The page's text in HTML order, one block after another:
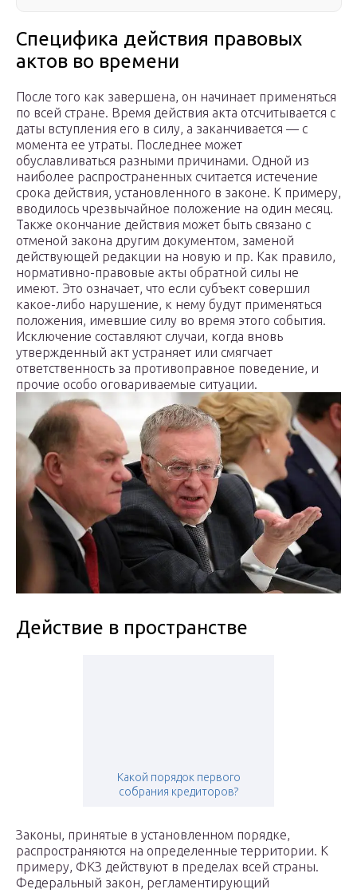
Специфика действия правовых
актов во времени
После того как завершена, он начинает применяться
по всей стране. Время действия акта отсчитывается с
даты вступления его в силу, а заканчивается — с
момента ее утраты. Последнее может
обуславливаться разными причинами. Одной из
наиболее распространенных считается истечение
срока действия, установленного в законе. К примеру,
вводилось чрезвычайное положение на один месяц.
Также окончание действия может быть связано с
отменой закона другим документом, заменой
действующей редакции на новую и пр. Как правило,
нормативно-правовые акты обратной силы не
имеют. Это означает, что если субъект совершил
какое-либо нарушение, к нему будут применяться
положения, имевшие силу во время этого события.
Исключение составляют случаи, когда вновь
утвержденный акт устраняет или смягчает
ответственность за противоправное поведение, и
прочие особо оговариваемые ситуации.
Действие в пространстве
Какой порядок первого
собрания кредиторов?
Законы, принятые в установленном порядке,
распространяются на определенные территории. К
примеру, ФКЗ действуют в пределах всей страны.
Федеральный закон, регламентирующий